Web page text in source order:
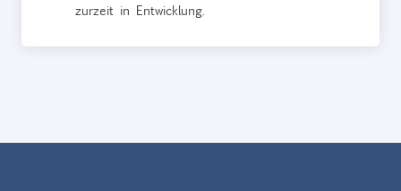
zurzeit in Entwicklung.